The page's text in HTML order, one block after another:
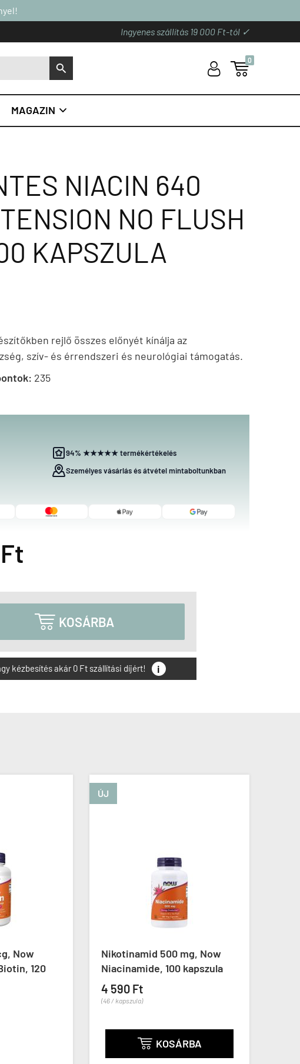
Ingyenes szállítás 19 000 Ft-tól ✓
S U 
0
MAGAZIN 
NIACIN 640
NO FLUSH
KAPSZULA
rejlő összes előnyét kínálja az
szív- és érrendszeri és neurológiai támogatás.
235
94% ★★★★★ termékértékelés
Személyes vásárlás és átvétel mintaboltunkban
 KOSÁRBA
kézbesítés akár 0 Ft szállítási díjért! i
500 mg, Now
100 kapszula
Inozitol 650 mg, Swanson
Inositol, 100 kapszula